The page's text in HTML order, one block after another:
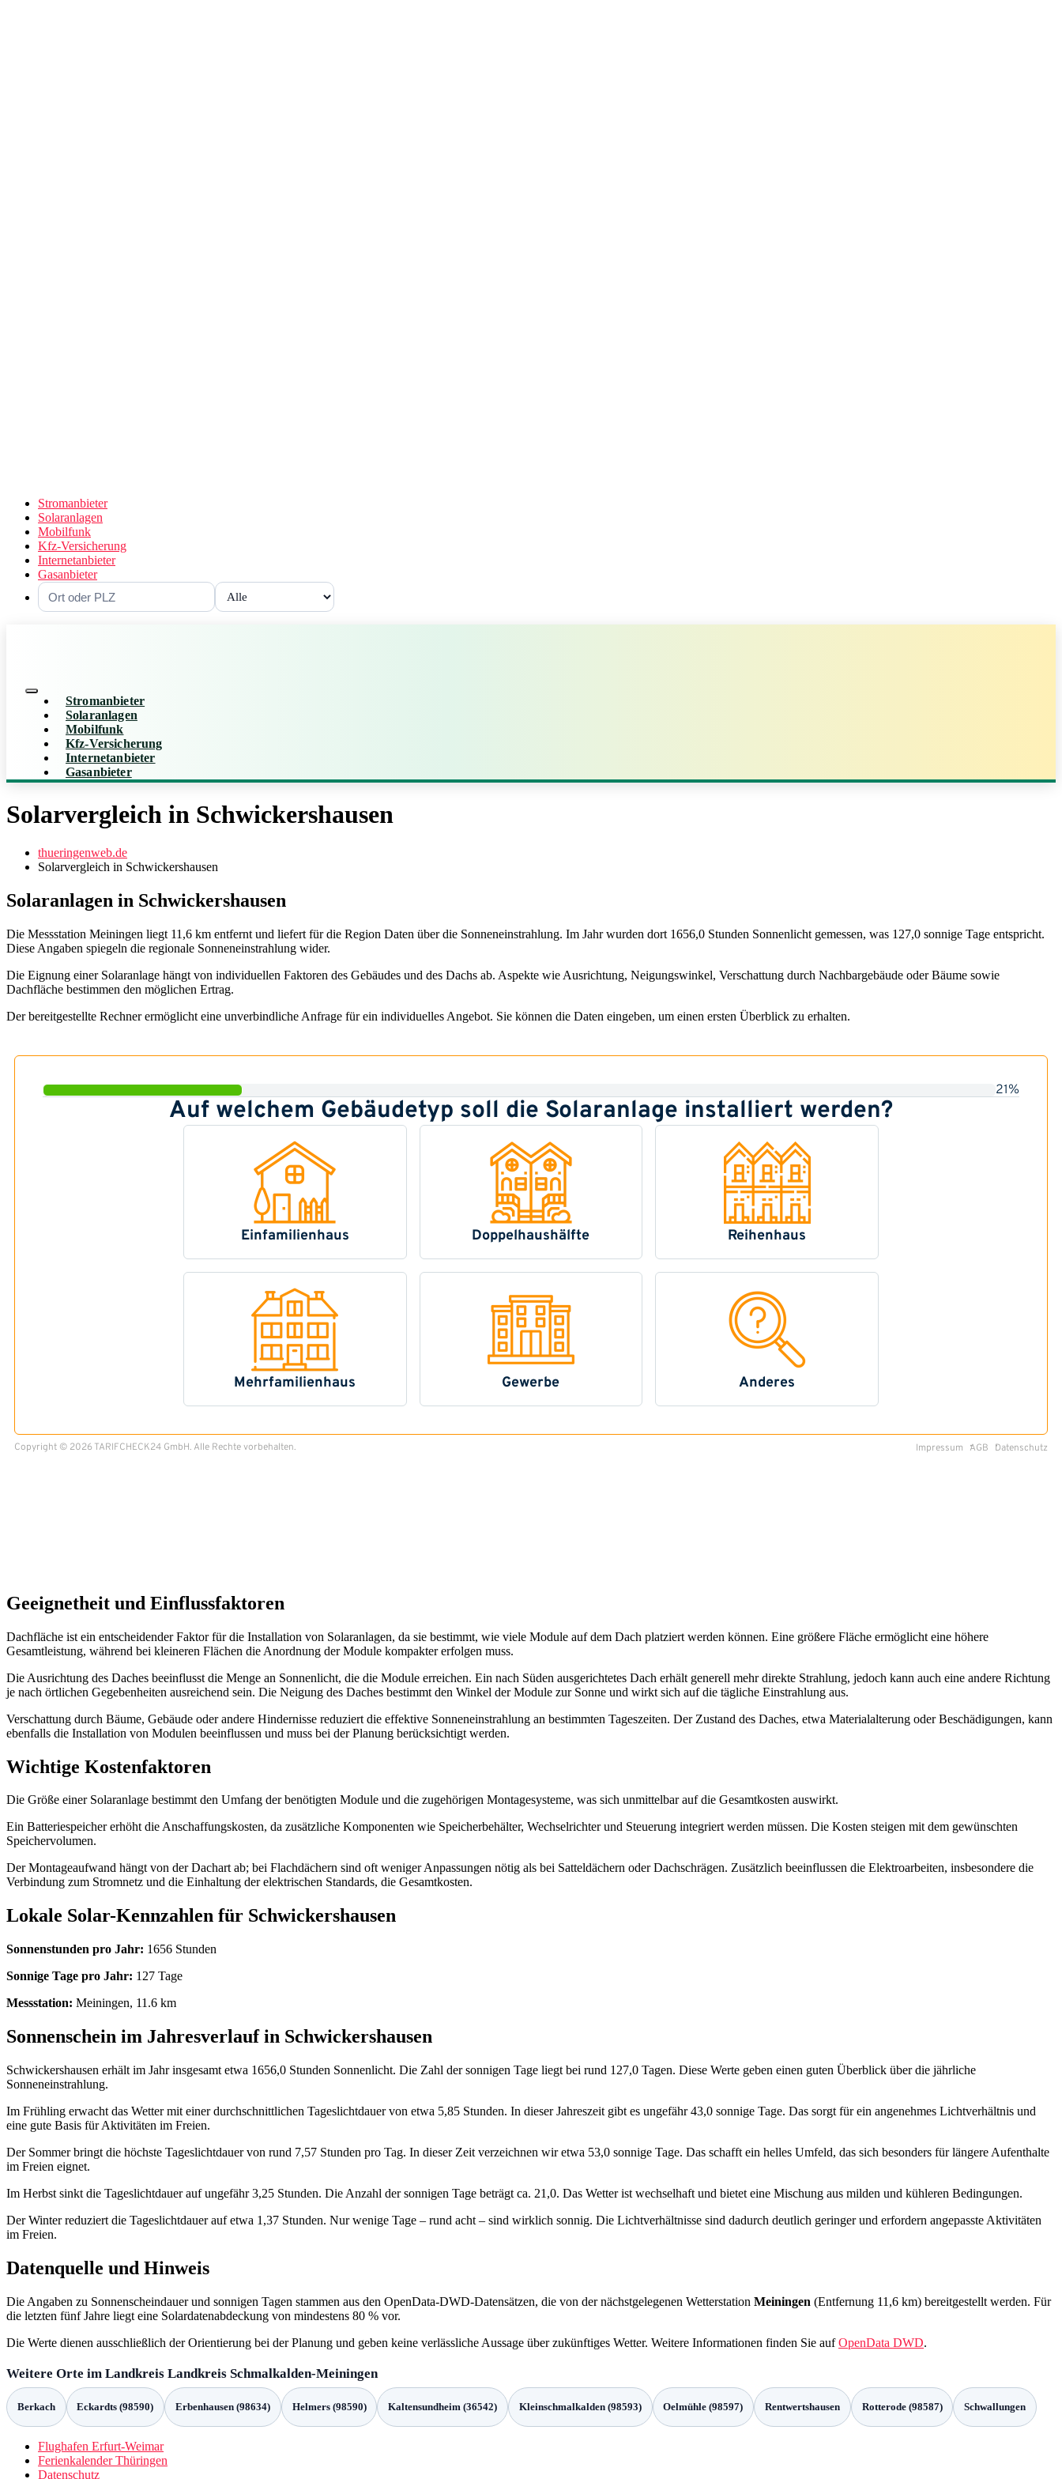
Stromanbieter
Solaranlagen
Mobilfunk
Kfz-Versicherung
Internetanbieter
Gasanbieter
Stromanbieter
Solaranlagen
Mobilfunk
Kfz-Versicherung
Internetanbieter
Gasanbieter
Solarvergleich in Schwickershausen
thueringenweb.de
Solarvergleich in Schwickershausen
Solaranlagen in Schwickershausen
Die Messstation Meiningen liegt 11,6 km entfernt und liefert für die Region Daten über die Sonneneinstrahlung. Im Jahr wurden dort 1656,0 Stunden Sonnenlicht gemessen, was 127,0 sonnige Tage entspricht.
Diese Angaben spiegeln die regionale Sonneneinstrahlung wider.
Die Eignung einer Solaranlage hängt von individuellen Faktoren des Gebäudes und des Dachs ab. Aspekte wie Ausrichtung, Neigungswinkel, Verschattung durch Nachbargebäude oder Bäume sowie
Dachfläche bestimmen den möglichen Ertrag.
Der bereitgestellte Rechner ermöglicht eine unverbindliche Anfrage für ein individuelles Angebot. Sie können die Daten eingeben, um einen ersten Überblick zu erhalten.
Geeignetheit und Einflussfaktoren
Dachfläche ist ein entscheidender Faktor für die Installation von Solaranlagen, da sie bestimmt, wie viele Module auf dem Dach platziert werden können. Eine größere Fläche ermöglicht eine höhere
Gesamtleistung, während bei kleineren Flächen die Anordnung der Module kompakter erfolgen muss.
Die Ausrichtung des Daches beeinflusst die Menge an Sonnenlicht, die die Module erreichen. Ein nach Süden ausgerichtetes Dach erhält generell mehr direkte Strahlung, jedoch kann auch eine andere Richtung
je nach örtlichen Gegebenheiten ausreichend sein. Die Neigung des Daches bestimmt den Winkel der Module zur Sonne und wirkt sich auf die tägliche Einstrahlung aus.
Verschattung durch Bäume, Gebäude oder andere Hindernisse reduziert die effektive Sonneneinstrahlung an bestimmten Tageszeiten. Der Zustand des Daches, etwa Materialalterung oder Beschädigungen, kann
ebenfalls die Installation von Modulen beeinflussen und muss bei der Planung berücksichtigt werden.
Wichtige Kostenfaktoren
Die Größe einer Solaranlage bestimmt den Umfang der benötigten Module und die zugehörigen Montagesysteme, was sich unmittelbar auf die Gesamtkosten auswirkt.
Ein Batteriespeicher erhöht die Anschaffungskosten, da zusätzliche Komponenten wie Speicherbehälter, Wechselrichter und Steuerung integriert werden müssen. Die Kosten steigen mit dem gewünschten
Speichervolumen.
Der Montageaufwand hängt von der Dachart ab; bei Flachdächern sind oft weniger Anpassungen nötig als bei Satteldächern oder Dachschrägen. Zusätzlich beeinflussen die Elektroarbeiten, insbesondere die
Verbindung zum Stromnetz und die Einhaltung der elektrischen Standards, die Gesamtkosten.
Lokale Solar-Kennzahlen für Schwickershausen
Sonnenstunden pro Jahr: 1656 Stunden
Sonnige Tage pro Jahr: 127 Tage
Messstation: Meiningen, 11.6 km
Sonnenschein im Jahresverlauf in Schwickershausen
Schwickershausen erhält im Jahr insgesamt etwa 1656,0 Stunden Sonnenlicht. Die Zahl der sonnigen Tage liegt bei rund 127,0 Tagen. Diese Werte geben einen guten Überblick über die jährliche
Sonneneinstrahlung.
Im Frühling erwacht das Wetter mit einer durchschnittlichen Tageslichtdauer von etwa 5,85 Stunden. In dieser Jahreszeit gibt es ungefähr 43,0 sonnige Tage. Das sorgt für ein angenehmes Lichtverhältnis und
eine gute Basis für Aktivitäten im Freien.
Der Sommer bringt die höchste Tageslichtdauer von rund 7,57 Stunden pro Tag. In dieser Zeit verzeichnen wir etwa 53,0 sonnige Tage. Das schafft ein helles Umfeld, das sich besonders für längere Aufenthalte
im Freien eignet.
Im Herbst sinkt die Tageslichtdauer auf ungefähr 3,25 Stunden. Die Anzahl der sonnigen Tage beträgt ca. 21,0. Das Wetter ist wechselhaft und bietet eine Mischung aus milden und kühleren Bedingungen.
Der Winter reduziert die Tageslichtdauer auf etwa 1,37 Stunden. Nur wenige Tage – rund acht – sind wirklich sonnig. Die Lichtverhältnisse sind dadurch deutlich geringer und erfordern angepasste Aktivitäten
im Freien.
Datenquelle und Hinweis
Die Angaben zu Sonnenscheindauer und sonnigen Tagen stammen aus den OpenData‑DWD‑Datensätzen, die von der nächstgelegenen Wetterstation Meiningen (Entfernung 11,6 km) bereitgestellt werden. Für
die letzten fünf Jahre liegt eine Solardatenabdeckung von mindestens 80 % vor.
Die Werte dienen ausschließlich der Orientierung bei der Planung und geben keine verlässliche Aussage über zukünftiges Wetter. Weitere Informationen finden Sie aufOpenData DWD.
Weitere Orte im Landkreis Landkreis Schmalkalden-Meiningen
Berkach Eckardts (98590) Erbenhausen (98634) Helmers (98590) Kaltensundheim (36542) Kleinschmalkalden (98593) Oelmühle (98597) Rentwertshausen Rotterode (98587) Schwallungen
Flughafen Erfurt-Weimar
Ferienkalender Thüringen
Datenschutz